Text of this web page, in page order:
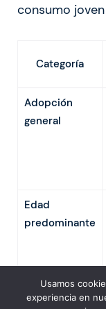
consumo
Categoría
Adopción
general
Edad
predominante
Usamos
experiencia en